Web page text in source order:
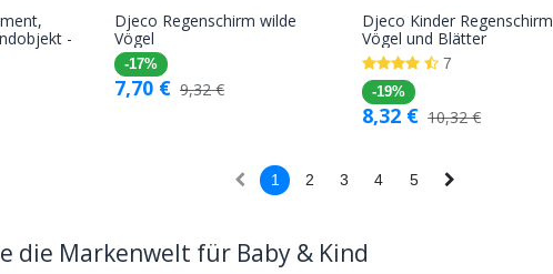
-
Djeco Regenschirm wilde
Vögel
-17%
7,70€ 9,32€
In den
Warenkorb
Djeco Kinder Regenschirm
Vögel und Blätter
7
-19%
8,32 € 10,32€
1 2 3 4 5
die Markenwelt für Baby & Kind